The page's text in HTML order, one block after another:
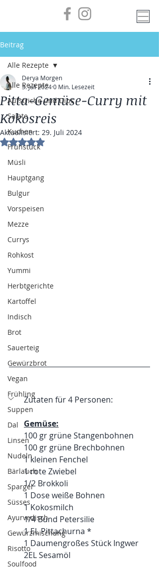
Beitrag
Alle Rezepte
Aufstriche und Dips
Salate
Kuchen
Frühstück
Müsli
Hauptgang
Bulgur
Vorspeisen
Mezze
Currys
Rohkost
Yummi
Herbtgerichte
Kartoffel
Indisch
Brot
Sauerteig
Gewürzbrot
Vegan
Frühling
Suppen
Dal
Linsen
Nudeln
Bärlauch
Spargel
Süsses
Ayurvedisch
Gewürzmischung
Risotto
Soulfood
Alle Rezepte
Pitta-Gemüse-Curry mit
Kokosreis
Derya Morgen
3. Juli 20240 Min. Lesezeit
Aktualisiert: 29. Juli 2024
Mit NaN von 5 Sternen bewertet.
Zutaten für 4 Personen:
Gemüse:
100 gr grüne Stangenbohnen
100 gr grüne Brechbohnen
1 kleinen Fenchel
1 rote Zwiebel
1/2 Brokkoli
1 Dose weiße Bohnen
1 Kokosmilch
1/4 Bund Petersilie
1 EL Pittachurna *
1 Daumengroßes Stück Ingwer
2EL Sesamöl